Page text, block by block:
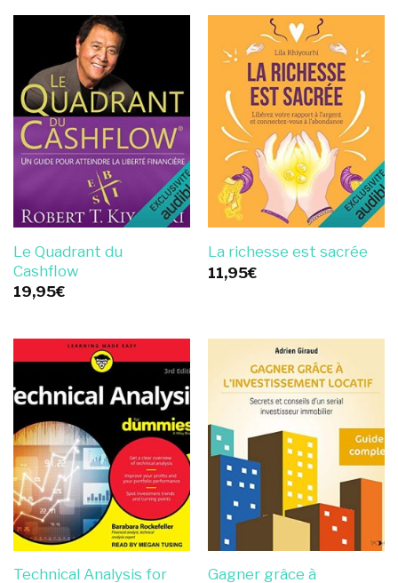
Le Quadrant du
Cashflow
19,95€
La richesse est sacrée
11,95€
Technical Analysis for
Gagner grâce à